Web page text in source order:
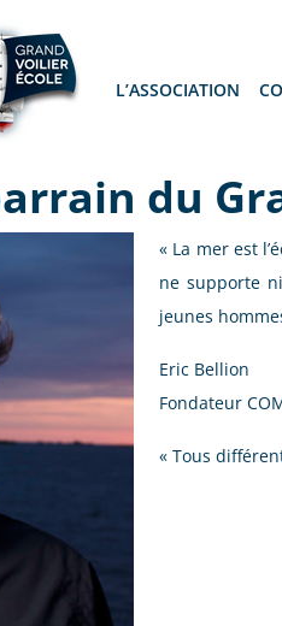
L’ASSOCIATION
du
« La mer est
ne supporte
jeunes
Eric Bellion
Fondateur
« Tous